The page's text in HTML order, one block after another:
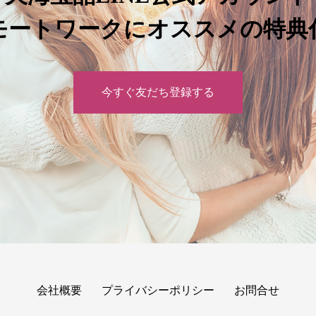
ートワークにオススメの特典
今すぐ友だち登録する
会社概要 プライバシーポリシー お問合せ